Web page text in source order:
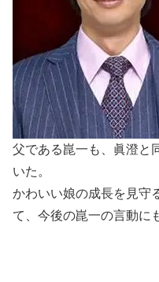
父である崑一も、眞澄と
いた。
かわいい娘の成長を見守
て、今後の崑一の言動に